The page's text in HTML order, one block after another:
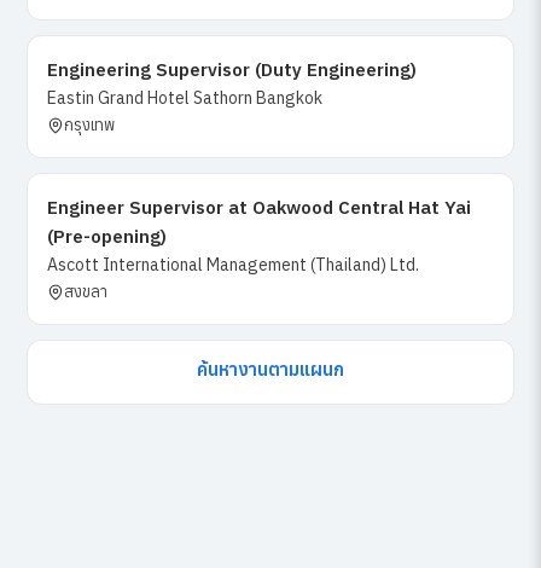
Engineering Supervisor (Duty Engineering)
Eastin Grand Hotel Sathorn Bangkok
กรุงเทพ
Engineer Supervisor at Oakwood Central Hat Yai
(Pre-opening)
Ascott International Management (Thailand) Ltd.
สงขลา
ค้นหางานตามแผนก